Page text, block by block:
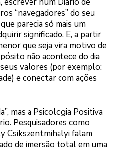
“navegadores” do seu
parecia só mais um
significado. E, a partir
que seja vira motivo de
não acontece do dia
valores (por exemplo:
e conectar com ações
mas a Psicologia Positiva
Pesquisadores como
Csikszentmihalyi falam
de imersão total em uma